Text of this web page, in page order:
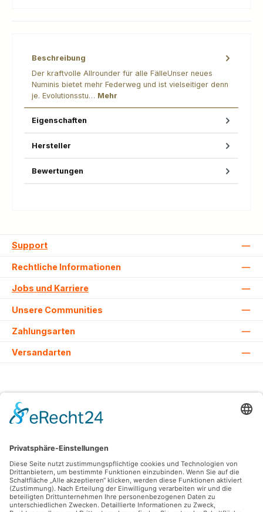
Beschreibung
Der kraftvolle Allrounder für alle FälleUnser neues
Numinis bietet mehr Federweg und ist vielseitiger denn
je. Evolutionsstu… Mehr
Eigenschaften
Hersteller
Bewertungen
Support
Rechtliche Informationen
Jobs und Karriere
Unsere Communities
Zahlungsarten
Versandarten
Alle Preise inkl. gesetzl. Mehrwertsteuer zzgl.
und ggf.
Nachnahmegebühren, wenn nicht anders angegeben.
© 2026 Lovehurts Bikes - Alle Rechte vorbehalten. Theme by